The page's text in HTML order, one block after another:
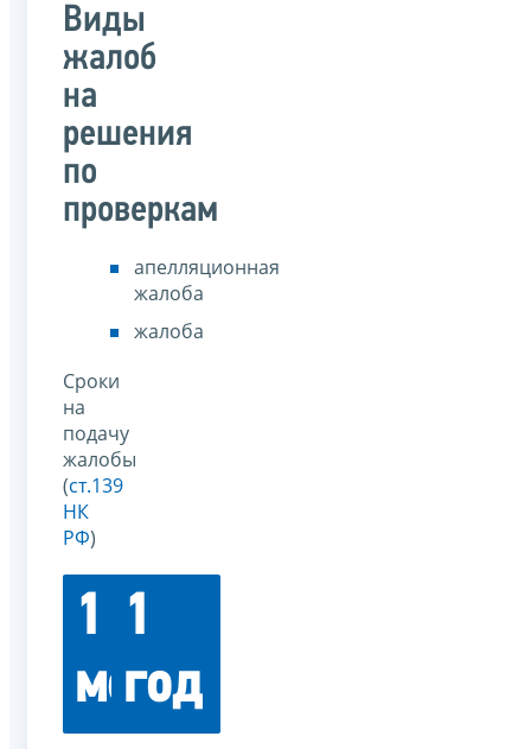
Виды
жалоб
на
решения
по
проверкам
апелляционная
жалоба
жалоба
Сроки
на
подачу
жалобы
(ст.139
НК
РФ)
1
месяц
1
год